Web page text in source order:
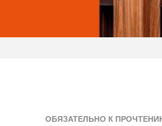
ОБЯЗАТЕЛЬНО К